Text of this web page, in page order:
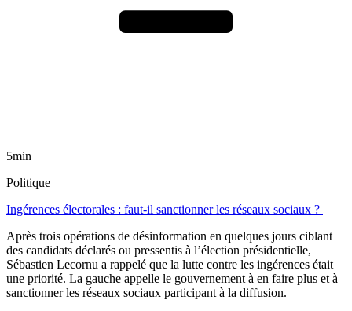
5min
Politique
Ingérences électorales : faut-il sanctionner les réseaux sociaux ?
Après trois opérations de désinformation en quelques jours ciblant
des candidats déclarés ou pressentis à l’élection présidentielle,
Sébastien Lecornu a rappelé que la lutte contre les ingérences était
une priorité. La gauche appelle le gouvernement à en faire plus et à
sanctionner les réseaux sociaux participant à la diffusion.